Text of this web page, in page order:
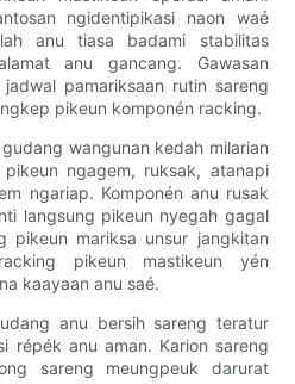
ngidentipikasi naon waé
anu tiasa badami stabilitas
anu gancang. Gawasan
pamariksaan rutin sareng
pikeun komponén racking.
wangunan kedah milarian
ngagem, ruksak, atanapi
ngariap. Komponén anu rusak
langsung pikeun nyegah gagal
pikeun mariksa unsur jangkitan
pikeun mastikeun yén
kaayaan anu saé.
anu bersih sareng teratur
répék anu aman. Karion sareng
sareng meungpeuk darurat